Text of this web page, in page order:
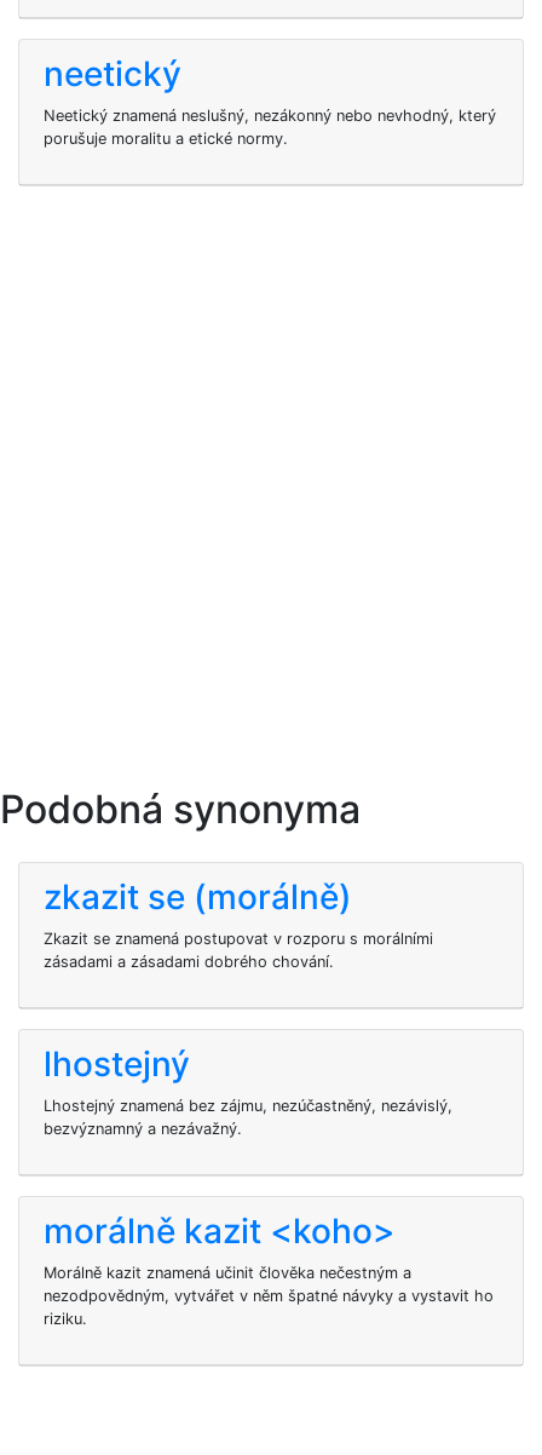
neetický
Neetický znamená neslušný, nezákonný nebo nevhodný, který
porušuje moralitu a etické normy.
Podobná synonyma
zkazit se (morálně)
Zkazit se znamená postupovat v rozporu s morálními
zásadami a zásadami dobrého chování.
lhostejný
Lhostejný znamená bez zájmu, nezúčastněný, nezávislý,
bezvýznamný a nezávažný.
morálně kazit <koho>
Morálně kazit znamená učinit člověka nečestným a
nezodpovědným, vytvářet v něm špatné návyky a vystavit ho
riziku.